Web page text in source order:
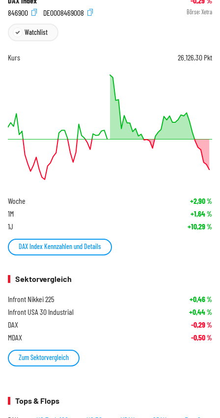
846900
DE0008469008 Börse: Xetra
Watchlist
Kurs 26.126,30 Pkt
Woche +2,90%
1M +1,64%
1J +10,29%
DAX Index Kennzahlen und Details
Sektorvergleich
Infront Nikkei 225 +0,46%
Infront USA 30 Industrial +0,44%
DAX -0,29%
MDAX -0,50%
Zum Sektorvergleich
Tops & Flops